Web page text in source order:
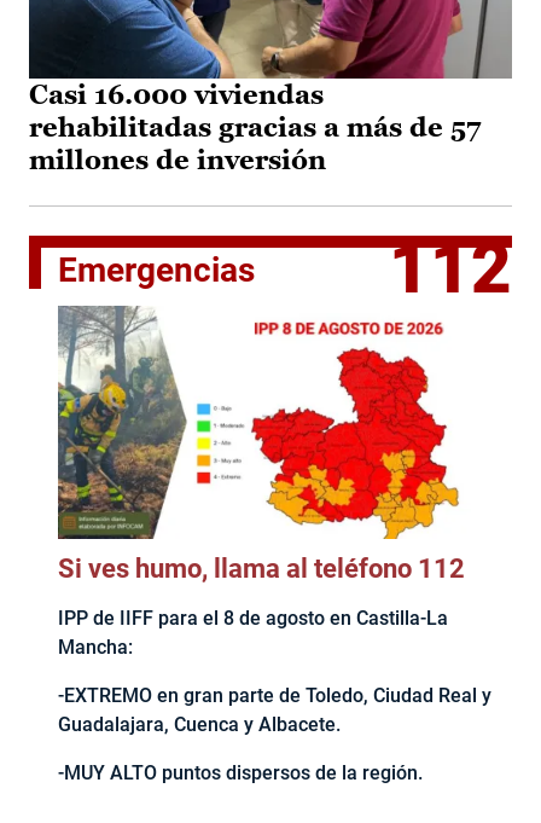
Casi 16.000 viviendas
rehabilitadas gracias a más de 57
millones de inversión
Emergencias 112
Si ves humo, llama al teléfono 112
IPP de IIFF para el 8 de agosto en Castilla-La
Mancha:
-EXTREMO en gran parte de Toledo, Ciudad Real y
Guadalajara, Cuenca y Albacete.
-MUY ALTO puntos dispersos de la región.